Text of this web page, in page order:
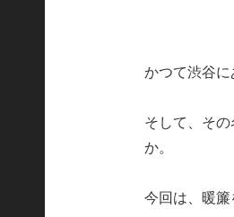
かつて渋谷に
そして、そ
か。
今回は、暖